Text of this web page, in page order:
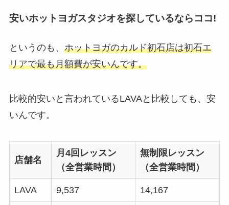
安いホットヨガスタジオを探しているならココ!
というのも、 ホットヨガのカルド初石店は初石エ
リアで最も月額費が安いんです。
比較的安いと言われているLAVAと比較しても、安
いんです。
店舗名
月4回レッスン
（全営業時間）
無制限レッスン
（全営業時間）
LAVA 9,537 14,167